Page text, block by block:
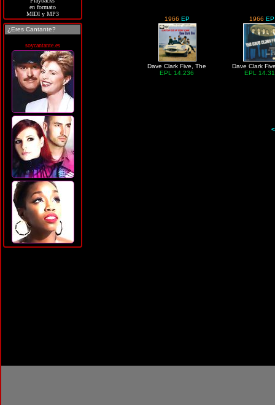
en formato
MIDI y MP3
¿Eres Cantante?
soycantante.es
1966 EP
Dave Clark Five, The
EPL 14.236
1966 EP
Dave Clark
EPL